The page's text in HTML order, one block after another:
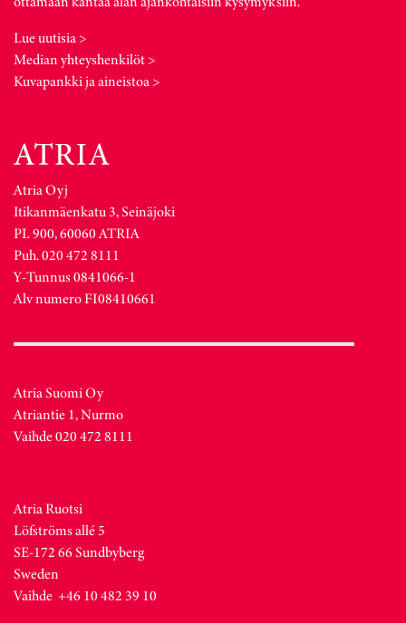
Lue uutisia >
Median yhteyshenkilöt >
Kuvapankki ja aineistoa >
Atria Oyj
Itikanmäenkatu 3, Seinäjoki
PL 900, 60060 ATRIA
Puh. 020 472 8111
Y-Tunnus 0841066-1
Alv numero FI08410661
Atria Suomi Oy
Atriantie 1, Nurmo
Vaihde 020 472 8111
Atria Ruotsi
Löfströms allé 5
SE-172 66 Sundbyberg
Sweden
Vaihde +46 10 482 39 10